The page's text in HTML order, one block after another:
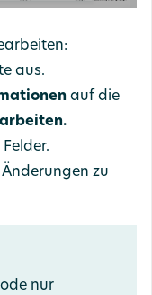
aus.
auf die
Änderungen zu
nur